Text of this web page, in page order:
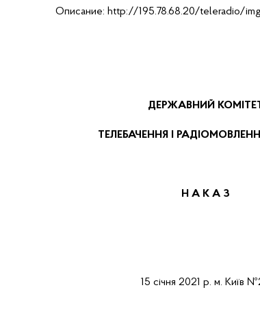
ДЕРЖАВНИЙ
ТЕЛЕБАЧЕННЯ І
Н А К А З
15 січня 2021 р. м. Київ №